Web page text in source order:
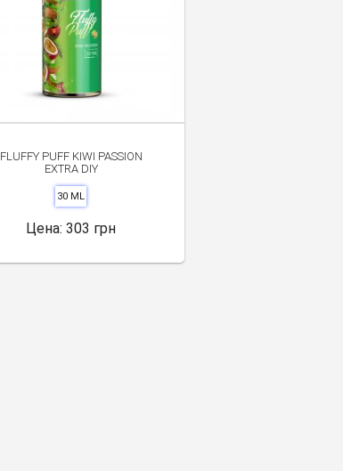
FLUFFY PUFF KIWI PASSION
EXTRA DIY
30 ML
Цена: 303 грн